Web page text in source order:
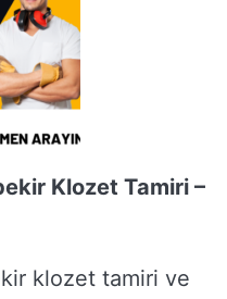
Klozet Tamiri –
klozet tamiri ve